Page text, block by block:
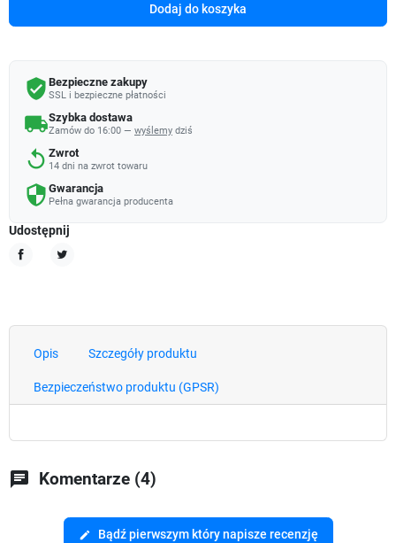
Dodaj do koszyka
verified_user Bezpieczne zakupy
SSL i bezpieczne płatności
local_shippingSzybka dostawa
Zamów do 16:00 — wyślemy dziś
replay Zwrot
14 dni na zwrot towaru
security Gwarancja
Pełna gwarancja producenta
Udostępnij
Opis Szczegóły produktu
Bezpieczeństwo produktu (GPSR)
chat Komentarze (4)
edit Bądź pierwszym który napisze recenzję